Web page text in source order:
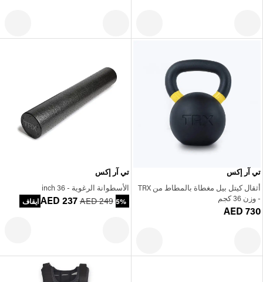
تي آر إكس
أثقال كيتل بيل مغطاة بالمطاط من TRX
- وزن 36 كجم
AED 730
تي آر إكس
الأسطوانة الرغوية - 36 inch
AED 237 AED 249 5% ايقاف